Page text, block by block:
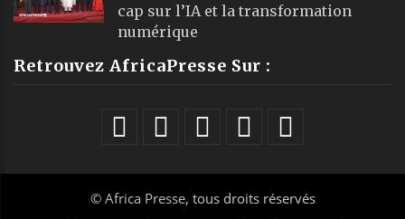
cap sur l’IA et la transformation
numérique
Retrouvez AfricaPresse Sur :
© Africa Presse, tous droits réservés